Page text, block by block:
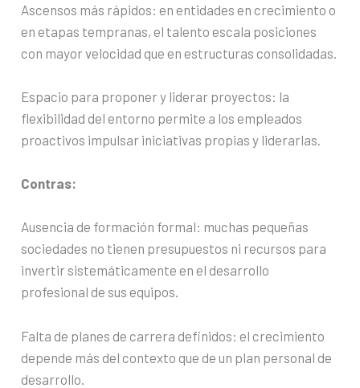
Ascensos más rápidos: en entidades en crecimiento o
en etapas tempranas, el talento escala posiciones
con mayor velocidad que en estructuras consolidadas.
Espacio para proponer y liderar proyectos: la
flexibilidad del entorno permite a los empleados
proactivos impulsar iniciativas propias y liderarlas.
Contras:
Ausencia de formación formal: muchas pequeñas
sociedades no tienen presupuestos ni recursos para
invertir sistemáticamente en el desarrollo
profesional de sus equipos.
Falta de planes de carrera definidos: el crecimiento
depende más del contexto que de un plan personal de
desarrollo.